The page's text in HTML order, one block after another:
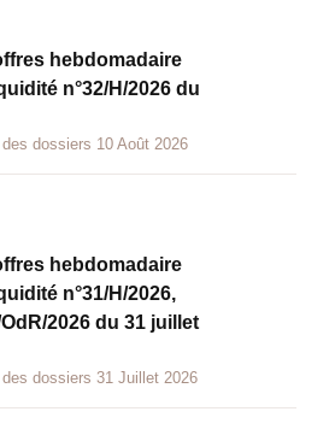
hebdomadaire
n°32/H/2026 du
dossiers 10 Août 2026
hebdomadaire
n°31/H/2026,
2026 du 31 juillet
dossiers 31 Juillet 2026